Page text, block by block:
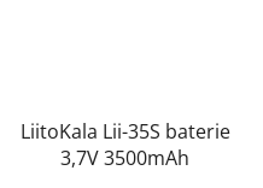
LiitoKala Lii-35S baterie
3,7V 3500mAh